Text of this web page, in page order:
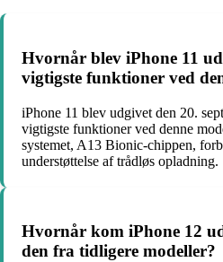
Hvornår blev iPhone 11
vigtigste funktioner ved
iPhone 11 blev udgivet den 20.
vigtigste funktioner ved denne
systemet, A13 Bionic-chippen,
understøttelse af trådløs opladning.
Hvornår kom iPhone 12
den fra tidligere modeller?